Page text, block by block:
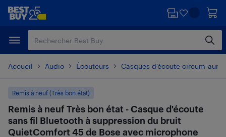
Passer
principal
Passer
Accueil Audio Écouteurs Casques d'écoute circum-
Remis à neuf (Très bon état)
Remis à neuf Très bon état - Casque d'écoute
sans fil Bluetooth à suppression du bruit
QuietComfort 45 de Bose avec microphone